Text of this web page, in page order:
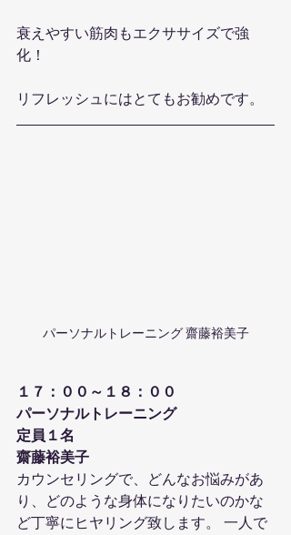
衰えやすい筋肉もエクササイズで強
化！
リフレッシュにはとてもお勧めです。
パーソナルトレーニング 齋藤裕美子
１７：００～１８：００
パーソナルトレーニング
定員１名
齋藤裕美子
カウンセリングで、どんなお悩みがあ
り、どのような身体になりたいのかな
ど丁寧にヒヤリング致します。 一人で